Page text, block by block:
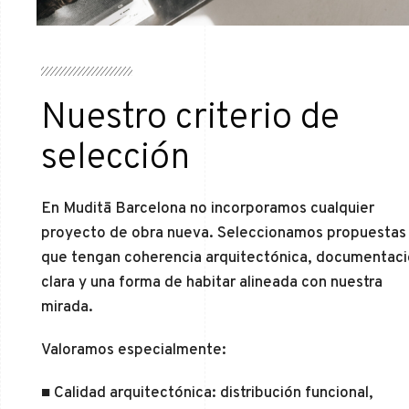
Nuestro criterio de
selección
En Muditā Barcelona no incorporamos cualquier
proyecto de obra nueva. Seleccionamos propuestas
que tengan coherencia arquitectónica,
clara y una forma de habitar alineada con nuestra
mirada.
Valoramos especialmente:
■ Calidad arquitectónica: distribución funcional,